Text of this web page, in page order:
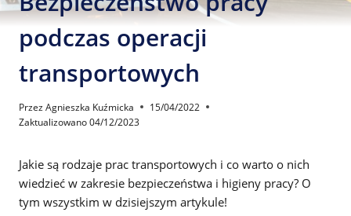
podczas operacji
transportowych
PrzezAgnieszka Kuźmicka
15/04/2022
Zaktualizowano04/12/2023
Jakie są rodzaje prac transportowych i co warto o nich
wiedzieć w zakresie bezpieczeństwa i higieny pracy? O
tym wszystkim w dzisiejszym artykule!